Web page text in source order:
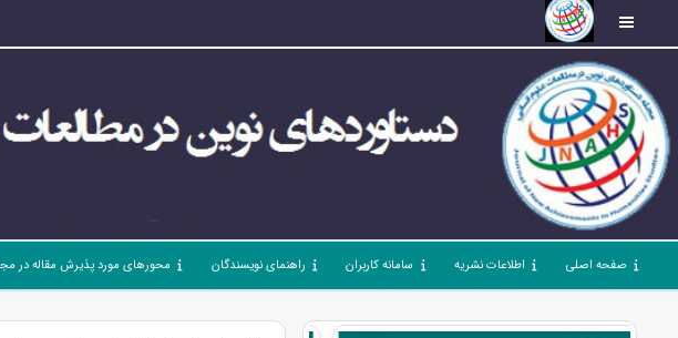
صفحه اصلی اطلاعات نشریه سامانه کاربران راهنمای نویسندگان محورهای مورد پذیرش مقاله در